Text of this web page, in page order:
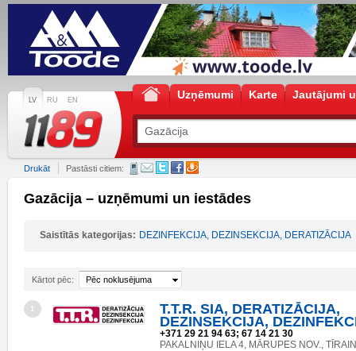
LV RU EN Uzņēmumi Karte Jautājumi
Drukāt Pastāsti citiem:
Gazācija – uzņēmumi un iestādes
Saistītās kategorijas: DEZINFEKCIJA, DEZINSEKCIJA, DERATIZĀCIJA
Kārtot pēc: Pēc noklusējuma
1
T.T.R. SIA, DERATIZĀCIJA,
DEZINSEKCIJA,
+371 29 21 94 63; 67 14 21 30
PAKALNIŅU IELA 4, MĀRUPES NOV.,